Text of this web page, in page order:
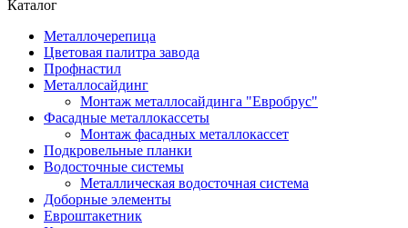
Каталог
Металлочерепица
Цветовая палитра завода
Профнастил
Металлосайдинг
Монтаж металлосайдинга "Евробрус"
Фасадные металлокассеты
Монтаж фасадных металлокассет
Подкровельные планки
Водосточные системы
Металлическая водосточная система
Доборные элементы
Евроштакетник